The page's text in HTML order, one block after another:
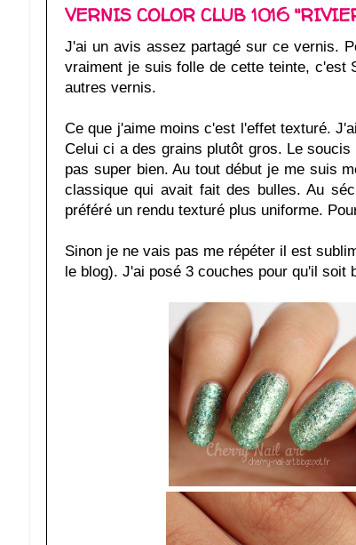
VERNIS COLOR CLUB 1016
J'ai un avis assez partagé sur ce vernis.
vraiment je suis folle de cette teinte, c'est
autres vernis.
Ce que j'aime moins c'est l'effet texturé.
Celui ci a des grains plutôt gros. Le
pas super bien. Au tout début je me suis
classique qui avait fait des bulles. Au
préféré un rendu texturé plus uniforme.
Sinon je ne vais pas me répéter il est
le blog). J'ai posé 3 couches pour qu'il soit